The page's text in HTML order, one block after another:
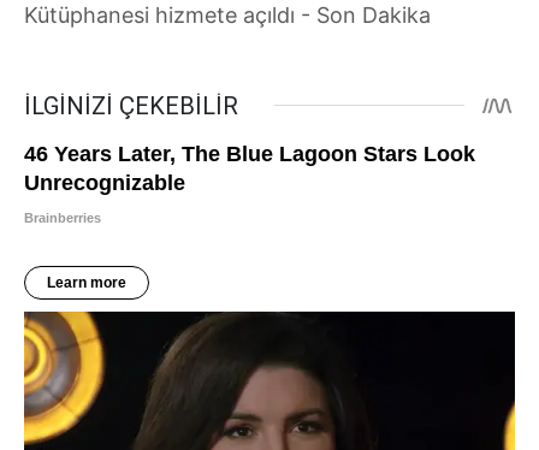
Kütüphanesi hizmete açıldı - Son Dakika